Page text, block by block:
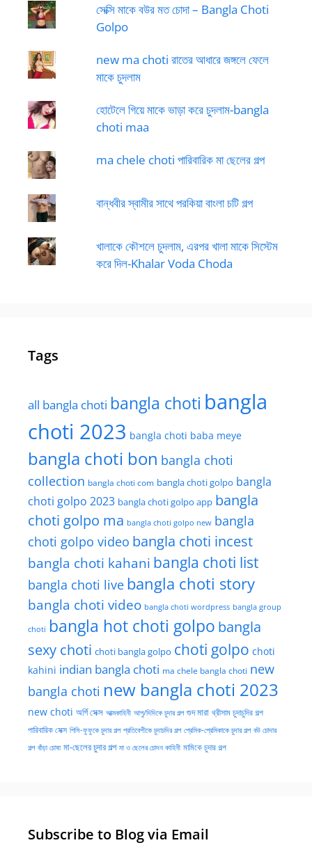
সেক্সি মাকে বউর মত চোদা – Bangla Choti
Golpo
new ma choti রাতের আধারে জঙ্গলে ফেলে
মাকে চুদলাম
হোটেলে গিয়ে মাকে ভাড়া করে চুদলাম-bangla
choti maa
ma chele choti পারিবারিক মা ছেলের গল্প
বান্ধবীর স্বামীর সাথে পরকিয়া বাংলা চটি গল্প
খালাকে কৌশলে চুদলাম, এরপর খালা মাকে সিস্টেম
করে দিল-Khalar Voda Choda
Tags
all bangla choti bangla choti bangla
choti 2023 bangla choti baba meye
bangla choti bon bangla choti
collection bangla choti com bangla choti golpo bangla
choti golpo 2023 bangla choti golpo app bangla
choti golpo ma bangla choti golpo new bangla
choti golpo video bangla choti incest
bangla choti kahani bangla choti list
bangla choti live bangla choti story
bangla choti video bangla choti wordpress bangla group
choti bangla hot choti golpo bangla
sexy choti choti bangla golpo choti golpo choti
kahini indian bangla choti ma chele bangla choti new
bangla choti new bangla choti 2023
new choti অর্গি সেক্স আত্মকাহিনী আপু/দিদিকে চুদার গল্প গুদ মারা থ্রীসাম চুদাচুদির গল্প
পারিবারিক সেক্স পিসি-ফুফুকে চুদার গল্প প্রতিবেশীকে চুদাচদির গল্প প্রেমিক-প্রেমিকাকে চুদার গল্প বউ চোদার
গল্প বাঁড়া চোষা মা-ছেলের চুদার গল্প মা ও ছেলের চোদন কাহিনী মামিকে চুদার গল্প
Subscribe to Blog via Email